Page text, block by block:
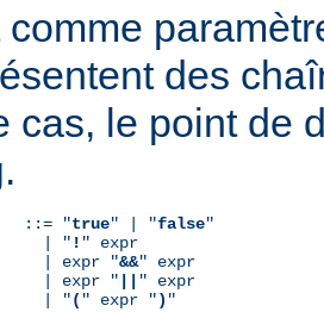
comme
des
cas, le point de
.
::= "true" | "false"
| "
! " expr
| expr "
&&" expr
| expr "
" expr
| "
( " expr ") "